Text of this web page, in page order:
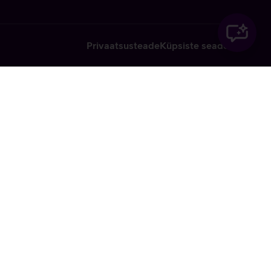
PrivaatsusteadeKüpsiste seaded